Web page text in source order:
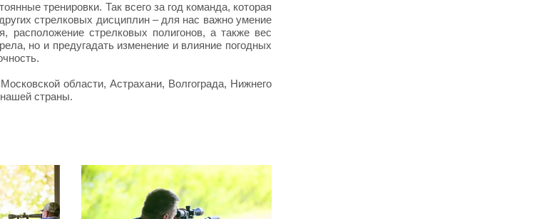
тренировки. Так всего за год команда, которая
стрелковых дисциплин – для нас важно умение
расположение стрелковых полигонов, а также вес
но и предугадать изменение и влияние погодных
области, Астрахани, Волгограда, Нижнего
страны.